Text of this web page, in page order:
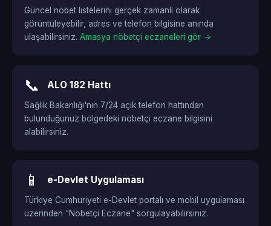
Güncel nöbet listelerini gerçek zamanlı olarak
görüntüleyebilir, adres ve telefon bilgisine anında
ulaşabilirsiniz. Amasya nöbetçi eczaneleri gör →
📞 ALO 182 Hattı
Sağlık Bakanlığı'nın 7/24 açık telefon hattından
bulunduğunuz bölgedeki nöbetçi eczane bilgisini
alabilirsiniz.
📱 e-Devlet Uygulaması
Türkiye Cumhuriyeti e-Devlet portalı ve mobil uygulaması
üzerinden "Nöbetçi Eczane" sorgulayabilirsiniz.